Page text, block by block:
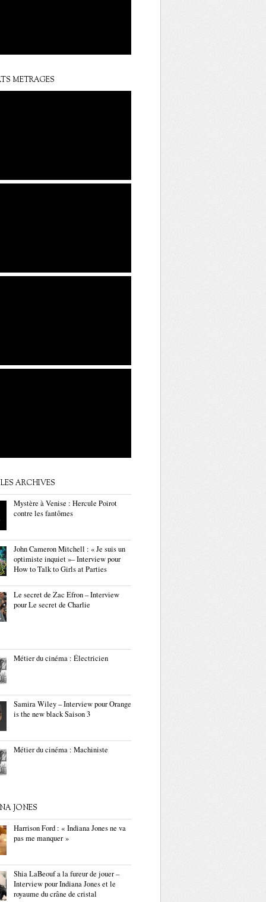
METRAGES
ARCHIVES
Mystère à Venise : Hercule Poirot
contre les fantômes
John Cameron Mitchell : « Je suis un
optimiste inquiet »– Interview pour
How to Talk to Girls at Parties
Le secret de Zac Efron – Interview
pour Le secret de Charlie
Métier du cinéma : Électricien
Samira Wiley – Interview pour Orange
is the new black Saison 3
Métier du cinéma : Machiniste
JONES
Harrison Ford : « Indiana Jones ne va
pas me manquer »
Shia LaBeouf a la fureur de jouer –
Interview pour Indiana Jones et le
royaume du crâne de cristal